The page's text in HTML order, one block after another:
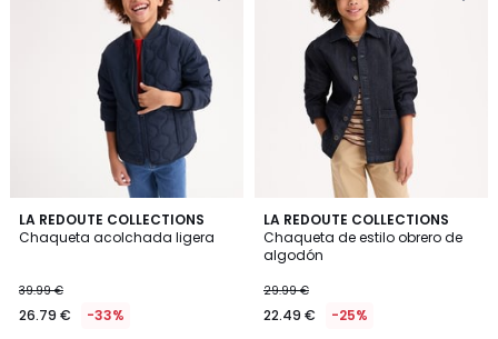
LA REDOUTE COLLECTIONS
Chaqueta acolchada ligera
39.99 €
26.79 € -33%
2
Colores
LA REDOUTE COLLECTIONS
Chaqueta de estilo obrero de
algodón
29.99 €
22.49 € -25%